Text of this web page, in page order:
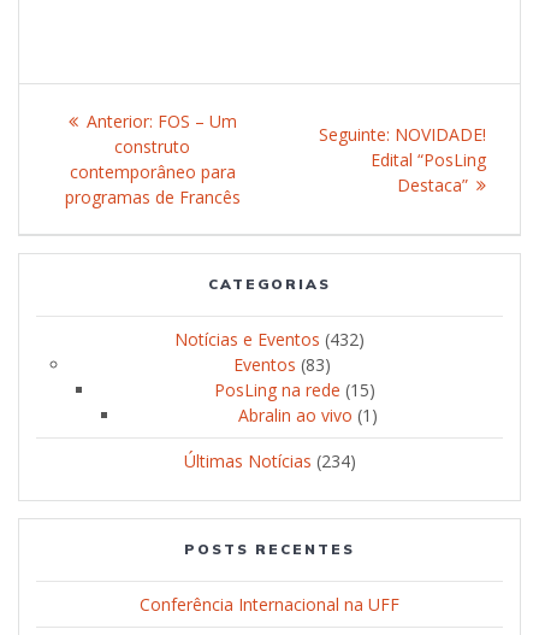
Navegação
Post
Anterior: Post
anterior:
FOS – Um
construto
contemporâneo para
programas de Francês
Seguinte: Post
seguinte:
NOVIDADE!
Edital “PosLing
Destaca”
CATEGORIAS
Notícias e Eventos (432)
Eventos (83)
PosLing na rede (15)
Abralin ao vivo (1)
Últimas Notícias (234)
POSTS RECENTES
Conferência Internacional na UFF